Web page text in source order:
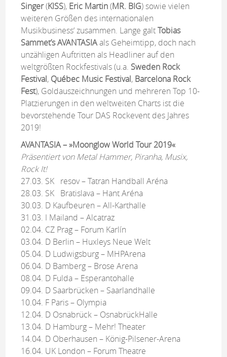
Singer(KISS), Eric Martin(MR. BIG) sowie vielen
weiteren Größen des internationalen
Musikbusiness‘ zusammen. Lange galtTobias
Sammet’s AVANTASIAals Geheimtipp, doch nach
unzähligen Auftritten als Headliner auf den
weltgrößten Rockfestivals (u.a. Sweden Rock
Festival, Québec Music Festival, Barcelona Rock
Fest), Goldauszeichnungen und mehreren Top 10-
Platzierungen in den weltweiten Charts ist die
bevorstehende Tour DAS Rockevent des Jahres
2019!
AVANTASIA – »Moonglow World Tour 2019«
Präsentiert von Metal Hammer, Piranha, Musix,
Rock It!
27.03. SK resov – Tatran Handball Aréna
28.03. SK Bratislava – Hant Aréna
30.03. D Kaufbeuren – All-Karthalle
31.03. I Mailand – Alcatraz
02.04. CZ Prag – Forum Karlín
03.04. D Berlin – Huxleys Neue Welt
05.04. D Ludwigsburg – MHPArena
06.04. D Bamberg – Brose Arena
08.04. D Fulda – Esperantohalle
09.04. D Saarbrücken – Saarlandhalle
10.04. F Paris – Olympia
12.04. D Osnabrück – OsnabrückHalle
13.04. D Hamburg – Mehr! Theater
14.04. D Oberhausen – König-Pilsener-Arena
16.04. UK London – Forum Theatre